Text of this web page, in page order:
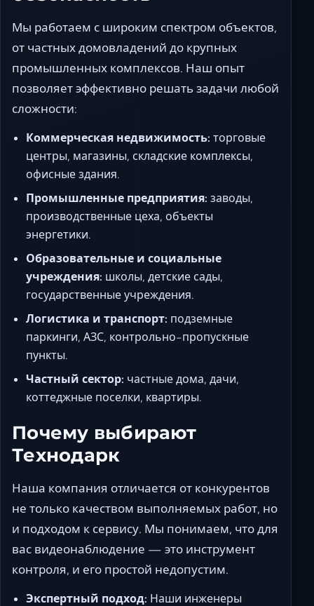
Мы работаем с широким спектром объектов,
от частных домовладений до крупных
промышленных комплексов. Наш опыт
позволяет эффективно решать задачи любой
сложности:
Коммерческая недвижимость: торговые
центры, магазины, складские комплексы,
офисные здания.
Промышленные предприятия: заводы,
производственные цеха, объекты
энергетики.
Образовательные и социальные
учреждения: школы, детские сады,
государственные учреждения.
Логистика и транспорт: подземные
паркинги, АЗС, контрольно-пропускные
пункты.
Частный сектор: частные дома, дачи,
коттеджные поселки, квартиры.
Почему выбирают
Технодарк
Наша компания отличается от конкурентов
не только качеством выполняемых работ, но
и подходом к сервису. Мы понимаем, что для
вас видеонаблюдение — это инструмент
контроля, и его простой недопустим.
Экспертный подход: Наши инженеры